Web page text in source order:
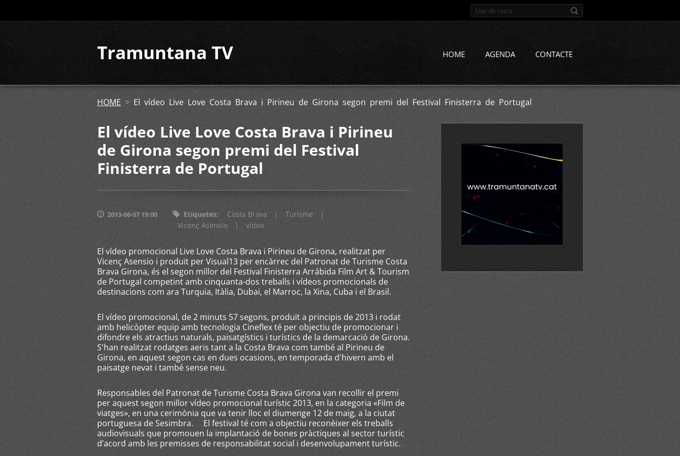
Tramuntana TV HOME AGENDA CONTACTE
HOME > El vídeo Live Love Costa Brava i Pirineu de Girona segon premi del Festival Finisterra de Portugal
El vídeo Live Love Costa Brava i Pirineu
de Girona segon premi del Festival
Finisterra de Portugal
2013-06-07 19:00 Etiquetes: Costa Brava | Turisme
|
Vicenç Asensio
| vídeo
El vídeo promocional Live Love Costa Brava i Pirineu de Girona, realitzat per
Vicenç Asensio i produït per Visual13 per encàrrec del Patronat de Turisme Costa
Brava Girona, és el segon millor del Festival Finisterra Arrábida Film Art & Tourism
de Portugal competint amb cinquanta-dos treballs i vídeos promocionals de
destinacions com ara Turquia, Itàlia, Dubai, el Marroc, la Xina, Cuba i el Brasil.
El vídeo promocional, de 2 minuts 57 segons, produït a principis de 2013 i rodat
amb helicòpter equip amb tecnologia Cineflex té per objectiu de promocionar i
difondre els atractius naturals, paisatgístics i turístics de la demarcació de Girona.
S'han realitzat rodatges aeris tant a la Costa Brava com també al Pirineu de
Girona, en aquest segon cas en dues ocasions, en temporada d'hivern amb el
paisatge nevat i també sense neu.
Responsables del Patronat de Turisme Costa Brava Girona van recollir el premi
per aquest segon millor vídeo promocional turístic 2013, en la categoria «Film de
viatges», en una cerimònia que va tenir lloc el diumenge 12 de maig, a la ciutat
portuguesa de Sesimbra. El festival té com a objectiu reconèixer els treballs
audiovisuals que promouen la implantació de bones pràctiques al sector turístic
d’acord amb les premisses de responsabilitat social i desenvolupament turístic.